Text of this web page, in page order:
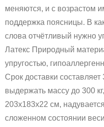
меняются, и с возрастом
поддержка поясницы. В
слова отчётливый нужно
Латекс Природный
упругостью,
Срок доставки
выдержать массу до 300
203х183х22 см,
сложенном состоянии